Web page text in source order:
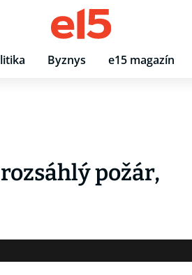
Byznys e15 magazín
požár,